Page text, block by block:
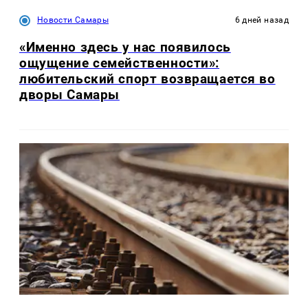
Новости Самары 6 дней назад
«Именно здесь у нас появилось
ощущение семейственности»:
любительский спорт возвращается во
дворы Самары